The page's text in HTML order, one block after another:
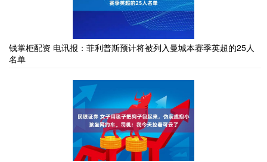
钱掌柜配资 电讯报：菲利普斯预计将被列入曼城本赛季英超的25人
名单